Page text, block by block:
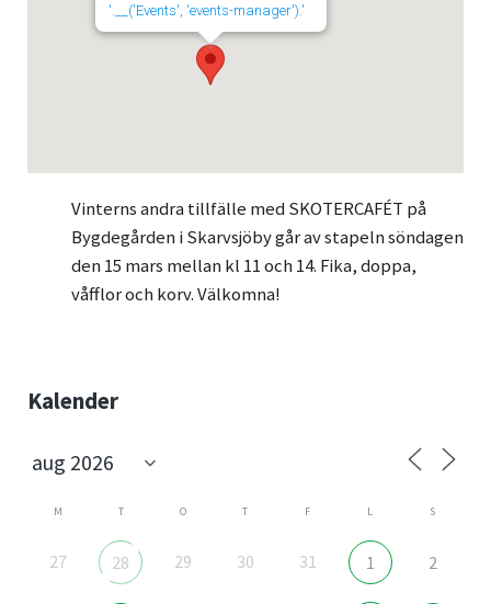
'.__('Events', 'events-manager').'
Vinterns andra tillfälle med SKOTERCAFÉT på
Bygdegården i Skarvsjöby går av stapeln söndagen
den 15 mars mellan kl 11 och 14. Fika, doppa,
våfflor och korv. Välkomna!
Sidebar
Kalender
M T O T F L S
27 28 29 30 31 1 2